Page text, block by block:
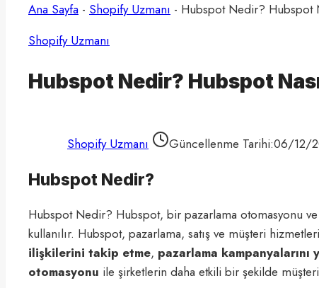
Ana Sayfa - Shopify Uzmanı - Hubspot Nedir? Hubspot
Shopify Uzmanı
Hubspot Nedir? Hubspot
Shopify Uzmanı Güncellenme Tarihi:06/12/
Hubspot Nedir?
Hubspot Nedir? Hubspot, bir pazarlama otomasyonu ve
kullanılır. Hubspot, pazarlama, satış ve müşteri
ilişkilerini takip etme, pazarlama kampanyalarını
otomasyonu ile şirketlerin daha etkili bir şekilde